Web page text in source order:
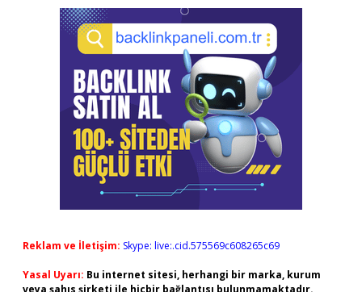
Reklam ve İletişim: Skype: live:.cid.575569c608265c69
Yasal Uyarı: Bu internet sitesi, herhangi bir marka, kurum
veya şahıs şirketi ile hiçbir bağlantısı bulunmamaktadır.